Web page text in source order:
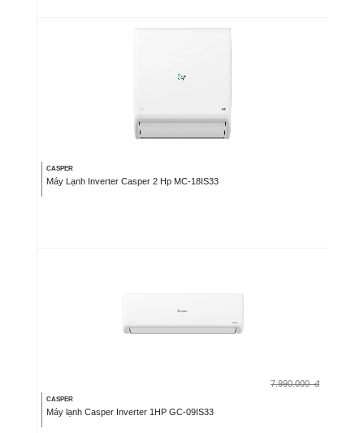
CASPER
Máy Lạnh Inverter Casper 2 Hp MC-18IS33
7.990.000 đ
CASPER
Máy lạnh Casper Inverter 1HP GC-09IS33